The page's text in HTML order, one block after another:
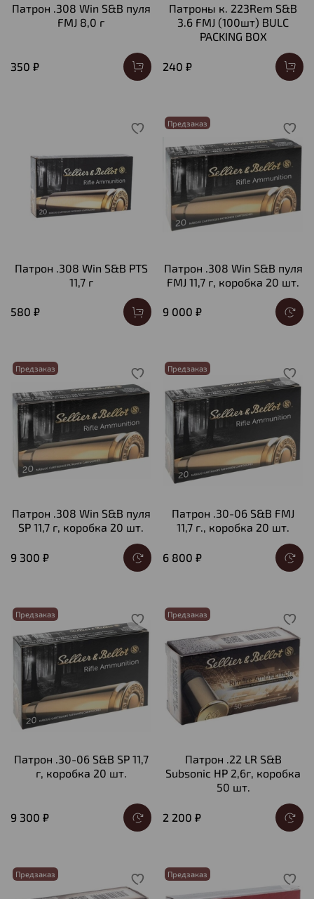
Патрон .308 Win S&B пуля
FMJ 8,0 г
350 ₽
Патроны к. 223Rem S&B
3.6 FMJ (100шт) BULC
PACKING BOX
240 ₽
Патрон .308 Win S&B PTS
11,7 г
580 ₽
Предзаказ
Патрон .308 Win S&B пуля
FMJ 11,7 г, коробка 20 шт.
9 000 ₽
Предзаказ
Патрон .308 Win S&B пуля
SP 11,7 г, коробка 20 шт.
9 300 ₽
Предзаказ
Патрон .30-06 S&B FMJ
11,7 г., коробка 20 шт.
6 800 ₽
Предзаказ
Патрон .30-06 S&B SP 11,7
г, коробка 20 шт.
9 300 ₽
Предзаказ
Патрон .22 LR S&B
Subsonic HP 2,6г, коробка
50 шт.
2 200 ₽
Предзаказ Предзаказ